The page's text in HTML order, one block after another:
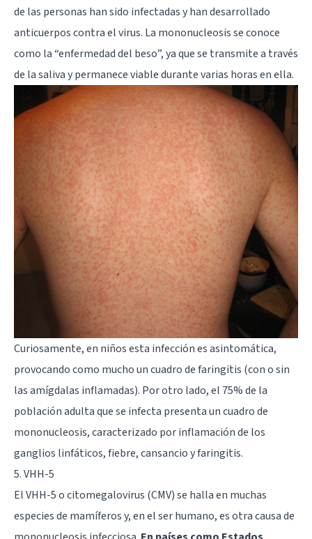
de las personas han sido infectadas y han desarrollado
anticuerpos contra el virus. La mononucleosis se conoce
como la “enfermedad del beso”, ya que se transmite a través
de la saliva y permanece viable durante varias horas en ella.
Curiosamente, en niños esta infección es asintomática,
provocando como mucho un cuadro de faringitis (con o sin
las amígdalas inflamadas). Por otro lado, el 75% de la
población adulta que se infecta presenta un cuadro de
mononucleosis, caracterizado por inflamación de los
ganglios linfáticos, fiebre, cansancio y faringitis.
5. VHH-5
El VHH-5 o citomegalovirus (CMV) se halla en muchas
especies de mamíferos y, en el ser humano, es otra causa de